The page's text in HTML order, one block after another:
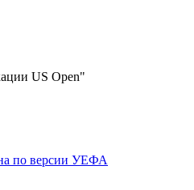
US Open"
по версии УЕФА